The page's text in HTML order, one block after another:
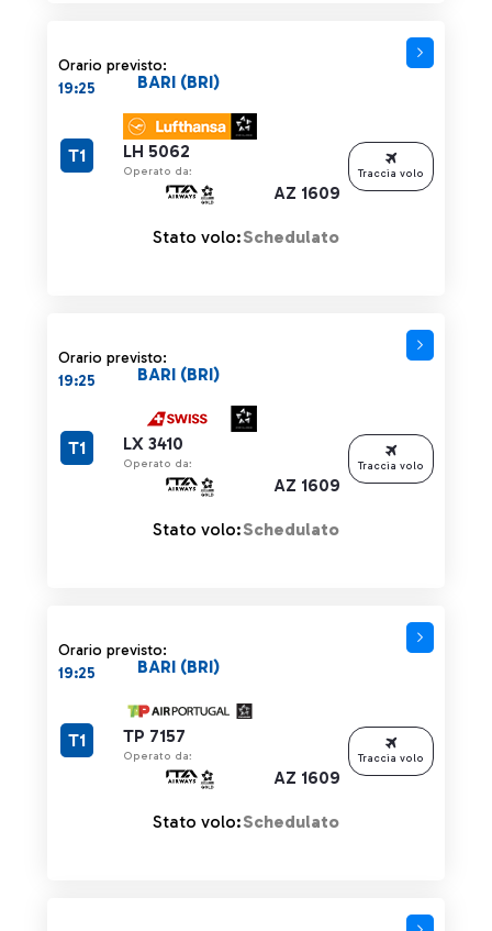
Orario previsto:
19:25
LH 5062
Operato da:
AZ 1609
BARI (BRI)
T1
Stato volo:Schedulato
Traccia volo
Orario previsto:
19:25
LX 3410
Operato da:
AZ 1609
BARI (BRI)
T1
Stato volo:Schedulato
Traccia volo
Orario previsto:
19:25
TP 7157
Operato da:
AZ 1609
BARI (BRI)
T1
Stato volo:Schedulato
Traccia volo